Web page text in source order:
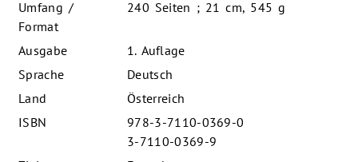
Umfang /
Format
240 Seiten ; 21 cm, 545 g
Ausgabe
1. Auflage
Sprache
Deutsch
Land
Österreich
ISBN
978-3-7110-0369-0
3-7110-0369-9